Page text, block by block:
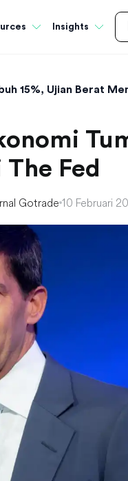
Insights
15%, Ujian Berat
Fed
Gotrade 10 Februari